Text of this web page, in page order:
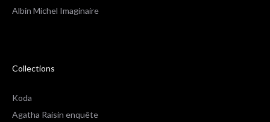
Albin Michel Imaginaire
Collections
Koda
Agatha Raisin enquête